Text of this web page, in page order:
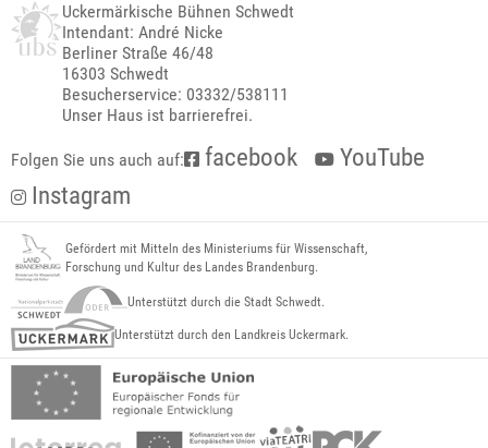
Uckermärkische Bühnen Schwedt
Intendant: André Nicke
Berliner Straße 46/48
16303 Schwedt
Besucherservice: 03332/538111
Unser Haus ist barrierefrei.
Folgen Sie uns auch auf: facebook
YouTube
Instagram
Gefördert mit Mitteln des Ministeriums für Wissenschaft,
Forschung und Kultur des Landes Brandenburg.
Unterstützt durch die Stadt Schwedt.
Unterstützt durch den Landkreis Uckermark.